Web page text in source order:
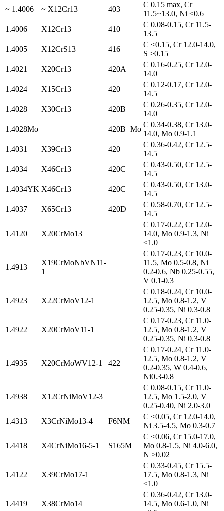
~ 1.4006 ~ X12Cr13 403
C 0.15 max, Cr
11.5~13.0, Ni <0.6
1.4006
X12Cr13 410
C 0.08-0.15, Cr 11.5-
13.5
1.4005
X12CrS13 416
C <0.15, Cr 12.0-14.0,
S >0.15
1.4021
X20Cr13 420A
C 0.16-0.25, Cr 12.0-
14.0
1.4024
X15Cr13 420
C 0.12-0.17, Cr 12.0-
14.5
1.4028
X30Cr13 420B
C 0.26-0.35, Cr 12.0-
14.0
1.4028Mo
420B+Mo
C 0.34-0.38, Cr 13.0-
14.0, Mo 0.9-1.1
1.4031
X39Cr13 420
C 0.36-0.42, Cr 12.5-
14.5
1.4034
X46Cr13 420C
C 0.43-0.50, Cr 12.5-
14.5
1.4034YK X46Cr13 420C
C 0.43-0.50, Cr 13.0-
14.5
1.4037
X65Cr13 420D
C 0.58-0.70, Cr 12.5-
14.5
1.4120 X20CrMo13
C 0.17-0.22, Cr 12.0-
14.0, Mo 0.9-1.3, Ni
<1.0
1.4913
X19CrMoNbVN11-
1
C 0.17-0.23, Cr 10.0-
11.5, Mo 0.5-0.8, Ni
0.2-0.6, Nb 0.25-0.55,
V 0.1-0.3
1.4923 X22CrMoV12-1
C 0.18-0.24, Cr 10.0-
12.5, Mo 0.8-1.2, V
0.25-0.35, Ni 0.3-0.8
1.4922 X20CrMoV11-1
C 0.17-0.23, Cr 11.0-
12.5, Mo 0.8-1.2, V
0.25-0.35, Ni 0.3-0.8
1.4935 X20CrMoWV12-1 422
C 0.17-0.24, Cr 11.0-
12.5, Mo 0.8-1.2, V
0.2-0.35, W 0.4-0.6,
Ni0.3-0.8
1.4938 X12CrNiMoV12-3
C 0.08-0.15, Cr 11.0-
12.5, Mo 1.5-2.0, V
0.25-0.40, Ni 2.0-3.0
1.4313
X3CrNiMo13-4 F6NM
C <0.05, Cr 12.0-14.0,
Ni 3.5-4.5, Mo 0.3-0.7
1.4418 X4CrNiMo16-5-1 S165M
C <0.06, Cr 15.0-17.0,
Mo 0.8-1.5, Ni 4.0-6.0,
N >0.02
1.4122 X39CrMo17-1
C 0.33-0.45, Cr 15.5-
17.5, Mo 0.8-1.3, Ni
<1.0
1.4419 X38CrMo14
C 0.36-0.42, Cr 13.0-
14.5, Mo 0.6-1.0, Ni